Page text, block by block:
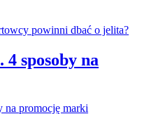
4 sposoby na